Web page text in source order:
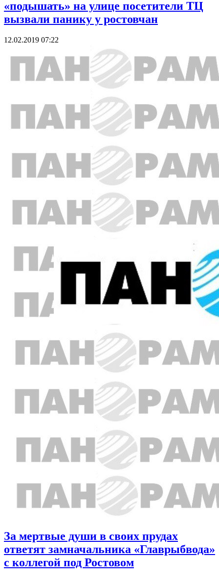
«подышать» на улице посетители ТЦ
вызвали панику у ростовчан
12.02.2019 07:22
За мертвые души в своих прудах
ответят замначальника «Главрыбвода»
с коллегой под Ростовом